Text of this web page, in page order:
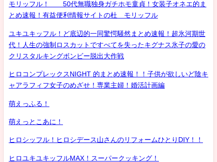
モリッフル！ 50代無職独身ガチホモ童貞！女装子オネエ的ま
とめ速報！有益便利情報サイトの杜 モリッフル
ユキユキッフル！ど底辺的一同驚愕騒然まとめ速報！超氷河期世
代！人生の強制ロスカットですべてを失ったキグナス氷子の愛の
クリスタルキングボンビー脱出大作戦
ヒロコンプレックスNIGHT 的まとめ速報！！子供が欲しいど陰キ
ャアラフィフ女子のめざせ！専業主婦！婚活計画編
萌えっふる！
萌えっとこあに！
ヒロシッフル！ヒロシデース山さんのリフォームひとりDIY！！
ヒロユキユキッフルMAX！スーパークッキング！